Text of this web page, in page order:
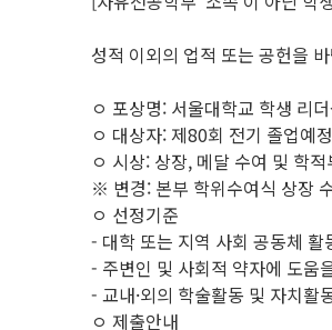
성적 이외의 업적 또는 공헌을
ㅇ 포상명: 서울대학교 학생 리
ㅇ 대상자: 제80회 전기 졸업예
ㅇ 시상: 상장, 메달 수여 및 학적
※ 변경: 본부 학위수여식 상장
ㅇ 선정기준
- 대학 또는 지역 사회 공동체
- 주변인 및 사회적 약자에 도움
- 교내·외의 학술활동 및 자치활
ㅇ 제출안내